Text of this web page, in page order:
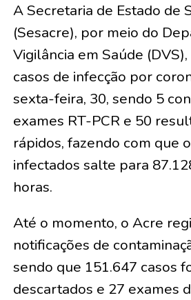
A Secretaria de Estado de
(Sesacre), por meio do
Vigilância em Saúde
casos de infecção por
sexta-feira, 30, sendo 5
exames RT-PCR e 50
rápidos, fazendo com que
infectados salte para
horas.
Até o momento, o Acre
notificações de
sendo que 151.647 casos
descartados e 27 exames